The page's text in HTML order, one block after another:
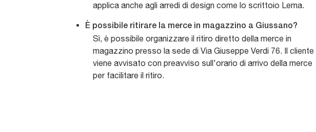
applica anche agli arredi di design come lo scrittoio Lema.
È possibile ritirare la merce in magazzino a Giussano?
Sì, è possibile organizzare il ritiro diretto della merce in
magazzino presso la sede di Via Giuseppe Verdi 76. Il cliente
viene avvisato con preavviso sull'orario di arrivo della merce
per facilitare il ritiro.